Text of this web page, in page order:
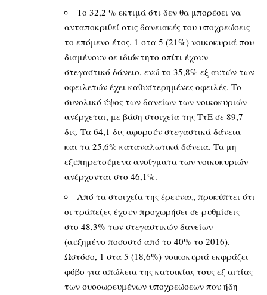
Το 32,2 % εκτιμά ότι δεν θα μπορέσει να
ανταποκριθεί στις δανειακές του υποχρεώσεις
το επόμενο έτος. 1 στα 5 (21%) νοικοκυριά που
διαμένουν σε ιδιόκτητο σπίτι έχουν
στεγαστικό δάνειο, ενώ το 35,8% εξ αυτών των
οφειλετών έχει καθυστερημένες οφειλές. Το
συνολικό ύψος των δανείων των νοικοκυριών
ανέρχεται, με βάση στοιχεία της ΤτΕ σε 89,7
δις. Τα 64,1 δις αφορούν στεγαστικά δάνεια
και τα 25,6% καταναλωτικά δάνεια. Τα μη
εξυπηρετούμενα ανοίγματα των νοικοκυριών
ανέρχονται στο 46,1%.
Από τα στοιχεία της έρευνας, προκύπτει ότι
οι τράπεζες έχουν προχωρήσει σε ρυθμίσεις
στο 48,3% των στεγαστικών δανείων
(αυξημένο ποσοστό από το 40% το 2016).
Ωστόσο, 1 στα 5 (18,6%) νοικοκυριά εκφράζει
φόβο για απώλεια της κατοικίας τους εξ αιτίας
των συσσωρευμένων υποχρεώσεων που ήδη